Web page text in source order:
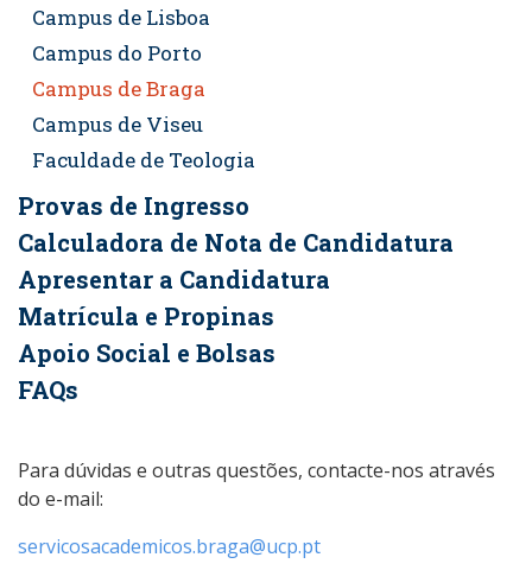
Campus de Lisboa
Campus do Porto
Campus de Braga
Campus de Viseu
Faculdade de Teologia
Provas de Ingresso
Calculadora de Nota de Candidatura
Apresentar a Candidatura
Matrícula e Propinas
Apoio Social e Bolsas
FAQs
Para dúvidas e outras questões, contacte-nos através
do e-mail:
servicosacademicos.braga@ucp.pt